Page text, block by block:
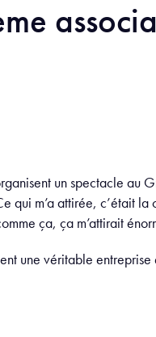
un spectacle au
qui m’a attirée, c’était
ça, ça m’attirait
une véritable entreprise